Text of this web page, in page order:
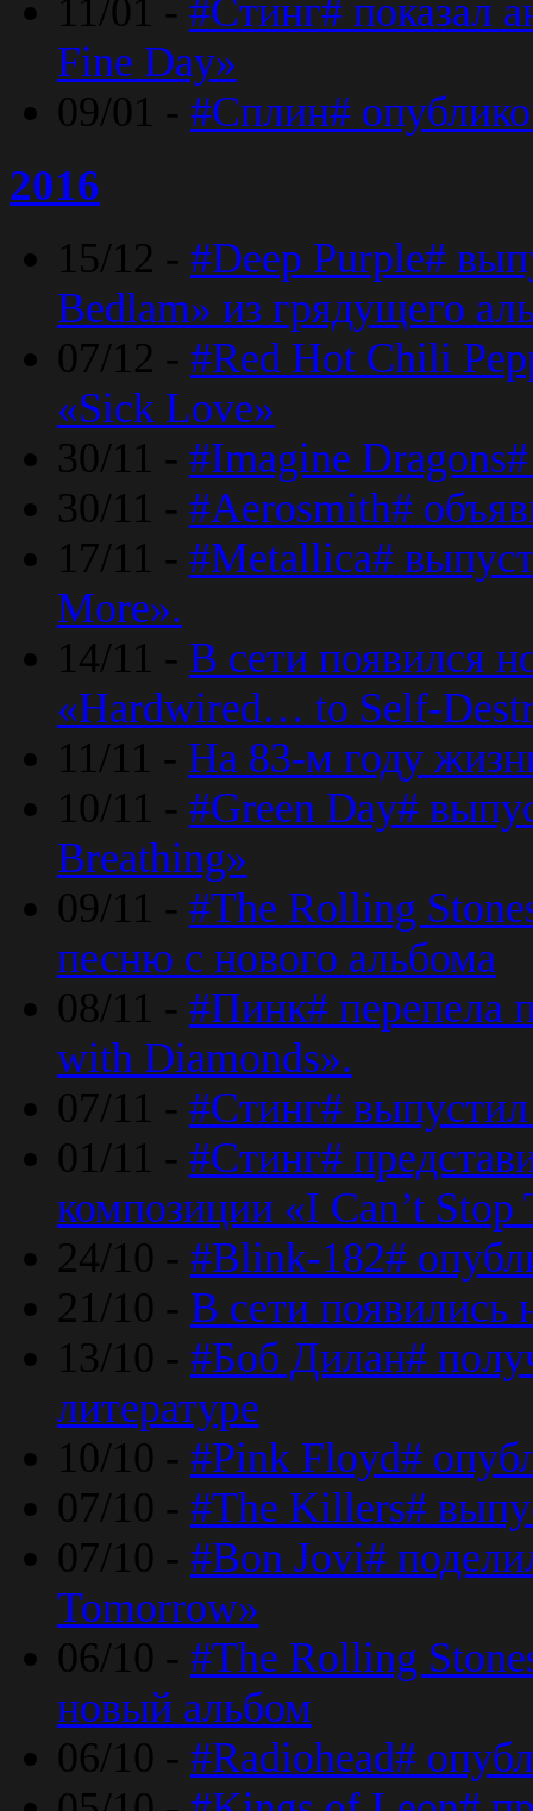
11/01 - #Стинг# показал
Fine Day»
09/01 - #Сплин#
2016
15/12 - #Deep Purple#
Bedlam» из грядущего
07/12 - #Red Hot Chili
«Sick Love»
30/11 - #Imagine
30/11 - #Aerosmith#
17/11 - #Metallica#
More».
14/11 - В сети появился
«Hardwired… to Self-
11/11 - На 83-м году
10/11 - #Green Day#
Breathing»
09/11 - #The Rolling
песню с нового альбома
08/11 - #Пинк# перепела
with Diamonds».
07/11 - #Стинг#
01/11 - #Стинг#
композиции «I Can’t
24/10 - #Blink-182#
21/10 - В сети появились
13/10 - #Боб Дилан#
литературе
10/10 - #Pink Floyd#
07/10 - #The Killers#
07/10 - #Bon Jovi#
Tomorrow»
06/10 - #The Rolling
новый альбом
06/10 - #Radiohead#